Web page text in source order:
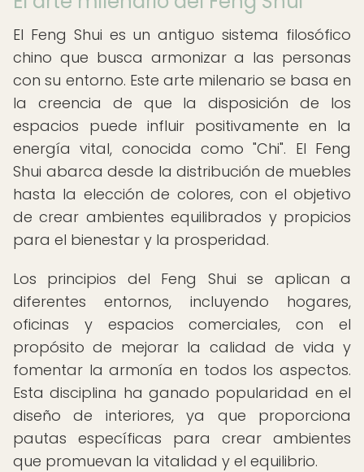
El Feng Shui es un antiguo sistema filosófico
chino que busca armonizar a las personas
con su entorno. Este arte milenario se basa en
la creencia de que la disposición de los
espacios puede influir positivamente en la
energía vital, conocida como "Chi". El Feng
Shui abarca desde la distribución de muebles
hasta la elección de colores, con el objetivo
de crear ambientes equilibrados y propicios
para el bienestar y la prosperidad.
Los principios del Feng Shui se aplican a
diferentes entornos, incluyendo hogares,
oficinas y espacios comerciales, con el
propósito de mejorar la calidad de vida y
fomentar la armonía en todos los aspectos.
Esta disciplina ha ganado popularidad en el
diseño de interiores, ya que proporciona
pautas específicas para crear ambientes
que promuevan la vitalidad y el equilibrio.